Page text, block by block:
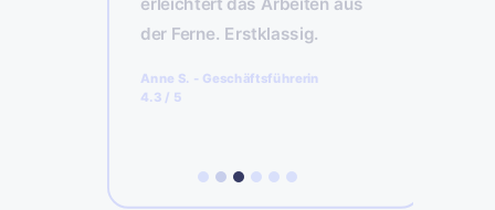
erleichtert das Arbeiten aus
der Ferne. Erstklassig.
Anne S.-Geschäftsführerin
/ 5